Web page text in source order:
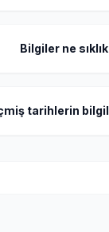
Bilgiler ne
tarihlerin